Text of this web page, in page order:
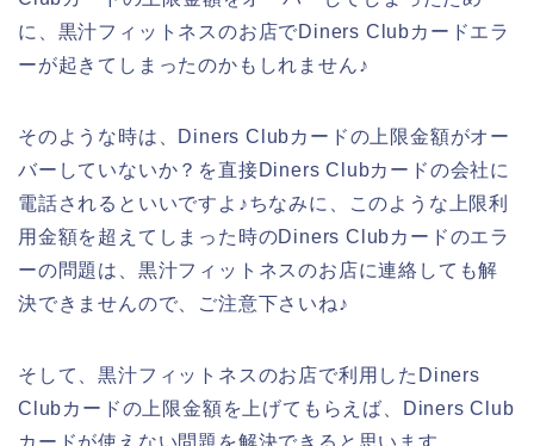
に、黒汁フィットネスのお店でDiners Clubカードエラ
ーが起きてしまったのかもしれません♪
そのような時は、Diners Clubカードの上限金額がオー
バーしていないか？を直接Diners Clubカードの会社に
電話されるといいですよ♪ちなみに、このような上限利
用金額を超えてしまった時のDiners Clubカードのエラ
ーの問題は、黒汁フィットネスのお店に連絡しても解
決できませんので、ご注意下さいね♪
そして、黒汁フィットネスのお店で利用したDiners
Clubカードの上限金額を上げてもらえば、Diners Club
カードが使えない問題を解決できると思います。